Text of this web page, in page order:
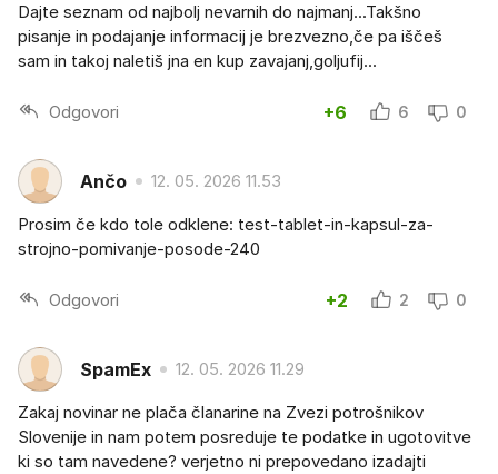
Dajte seznam od najbolj nevarnih do najmanj...Takšno
pisanje in podajanje informacij je brezvezno,če pa iščeš
sam in takoj naletiš jna en kup zavajanj,goljufij...
Odgovori +6 6 0
Ančo 12. 05. 2026 11.53
Prosim če kdo tole odklene: test-tablet-in-kapsul-za-
strojno-pomivanje-posode-240
Odgovori +2 2 0
SpamEx 12. 05. 2026 11.29
Zakaj novinar ne plača članarine na Zvezi potrošnikov
Slovenije in nam potem posreduje te podatke in ugotovitve
ki so tam navedene? verjetno ni prepovedano izadajti